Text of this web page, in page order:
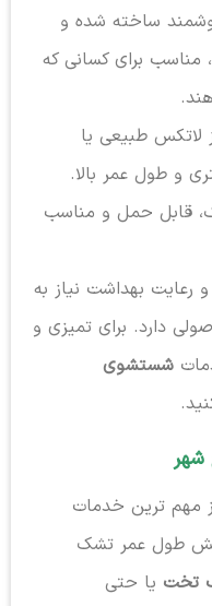
ساخته شده و
مناسب برای کسانی که
طبیعی یا
و طول عمر بالا.
قابل حمل و مناسب
بهداشت نیاز به
دارد. برای تمیزی و
شستشوی
مهم ترین خدمات
طول عمر تشک
تختیا حتی